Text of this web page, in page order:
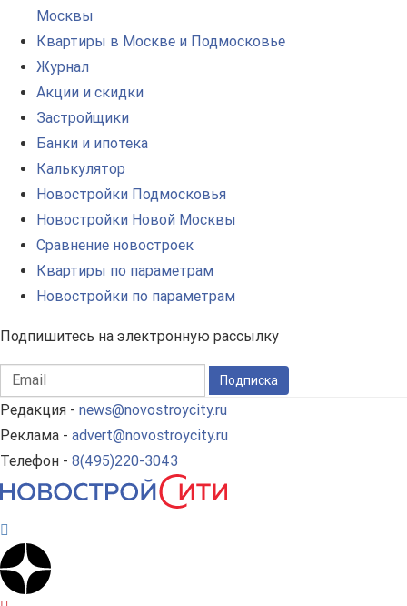
Москвы
Квартиры в Москве и Подмосковье
Журнал
Акции и скидки
Застройщики
Банки и ипотека
Калькулятор
Новостройки Подмосковья
Новостройки Новой Москвы
Сравнение новостроек
Квартиры по параметрам
Новостройки по параметрам
Подпишитесь на электронную рассылку
Подписка
Редакция - news@novostroycity.ru
Реклама - advert@novostroycity.ru
Телефон - 8(495)220-3043